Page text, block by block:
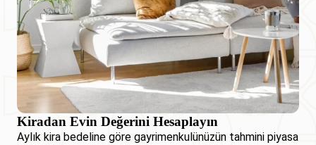
Kiradan Evin Değerini Hesaplayın
Aylık kira bedeline göre gayrimenkulünüzün tahmini piyasa